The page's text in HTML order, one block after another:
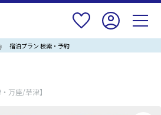
宿泊プラン 検索・予約
万座/草津】